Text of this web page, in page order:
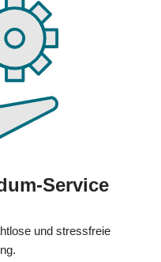
Service
und stressfreie